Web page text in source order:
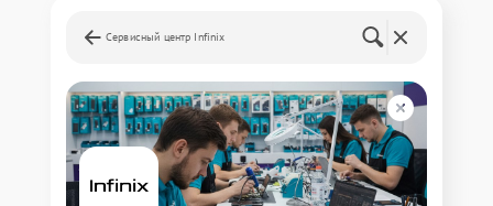
Сервисный центр Infinix